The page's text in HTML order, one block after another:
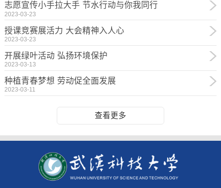
志愿宣传小手拉大手 节水行动与你我同行
2023-03-23
授课竞赛展活力 大会精神入人心
2023-03-23
开展绿叶活动 弘扬环境保护
2023-03-13
种植青春梦想 劳动促全面发展
2023-03-11
查看更多